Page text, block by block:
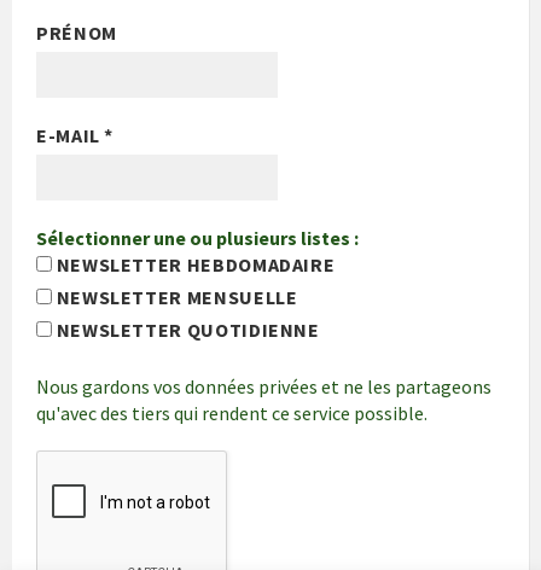
PRÉNOM
E-MAIL*
Sélectionner une ou plusieurs listes :
NEWSLETTER HEBDOMADAIRE
NEWSLETTER MENSUELLE
NEWSLETTER QUOTIDIENNE
Nous gardons vos données privées et ne les partageons
qu'avec des tiers qui rendent ce service possible.